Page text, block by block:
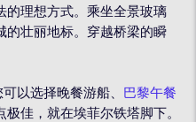
的理想方式。乘坐全景玻璃
的壮丽地标。穿越桥梁的瞬
可以选择晚餐游船、 巴黎午餐
极佳，就在埃菲尔铁塔脚下。